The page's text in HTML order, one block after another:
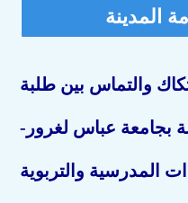
والتماس بين طلبة
بجامعة عباس لغرور-
المدرسية والتربوية